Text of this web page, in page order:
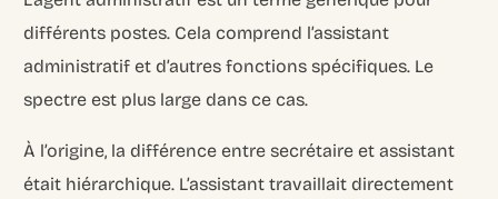
différents postes. Cela comprend l’assistant
administratif et d’autres fonctions spécifiques. Le
spectre est plus large dans ce cas.
À l’origine, la différence entre secrétaire et assistant
était hiérarchique. L’assistant travaillait directement